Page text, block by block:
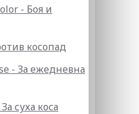
- Боя и
косопад
- За ежедневна
суха коса